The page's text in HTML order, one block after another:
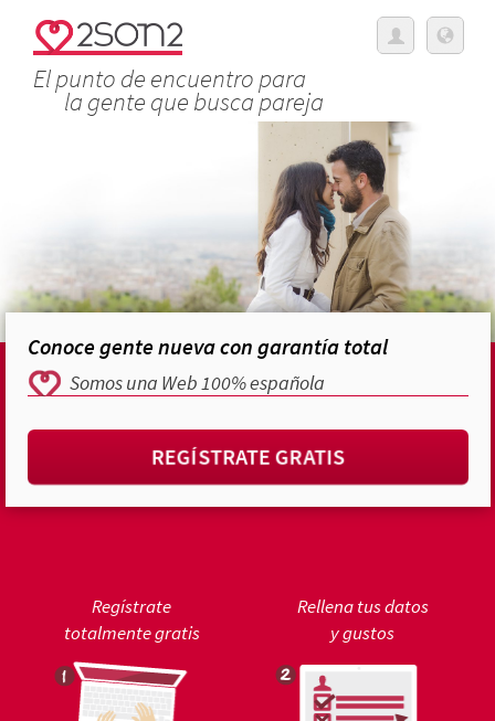
El punto de encuentro para
la gente que busca pareja
Conoce gente nueva con garantía total
Somos una Web 100% española
REGÍSTRATE GRATIS
Regístrate
totalmente gratis
Rellena tus datos
y gustos